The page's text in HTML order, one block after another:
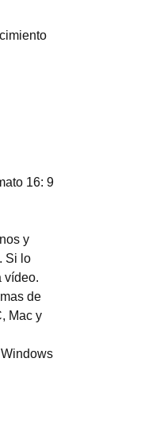
16: 9
y
Si lo
vídeo.
de
Mac y